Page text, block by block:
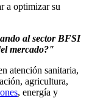
a optimizar su
al sector BFSI
mercado?"
atención sanitaria,
agricultura,
, energía y